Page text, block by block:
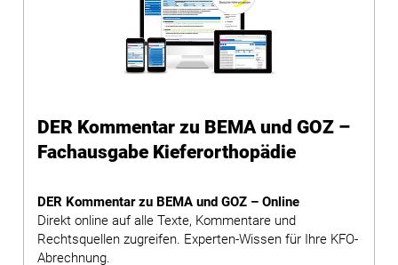
DER Kommentar zu BEMA und GOZ –
Fachausgabe Kieferorthopädie
DER Kommentar zu BEMA und GOZ – Online
Direkt online auf alle Texte, Kommentare und
Rechtsquellen zugreifen. Experten-Wissen für Ihre KFO-
Abrechnung.